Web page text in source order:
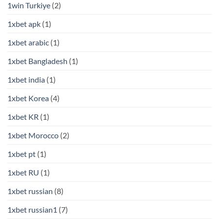
1win Turkiye (2)
1xbet apk (1)
1xbet arabic (1)
1xbet Bangladesh (1)
1xbet india (1)
1xbet Korea (4)
1xbet KR (1)
1xbet Morocco (2)
1xbet pt (1)
1xbet RU (1)
1xbet russian (8)
1xbet russian1 (7)